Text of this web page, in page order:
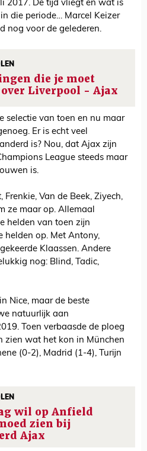
2017. De tijd vliegt en wat is
die periode… Marcel Keizer
nog voor de gelederen.
die je moet
Liverpool - Ajax
selectie van toen en nu maar
Er is echt veel
is? Nou, dat Ajax zijn
League steeds maar
is.
Van de Beek, Ziyech,
ze maar op. Allemaal
helden van toen zijn
helden op. Met Antony,
Klaassen. Andere
nog: Blind, Tadic,
Nice, maar de beste
natuurlijk aan
Toen verbaasde de ploeg
zien wat het kon in München
(0-2), Madrid (1-4), Turijn
wil op Anfield
zien bij
Ajax